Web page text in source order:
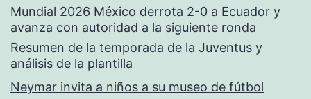
Mundial 2026 México derrota 2-0 a Ecuador y
avanza con autoridad a la siguiente ronda
Resumen de la temporada de la Juventus y
análisis de la plantilla
Neymar invita a niños a su museo de fútbol